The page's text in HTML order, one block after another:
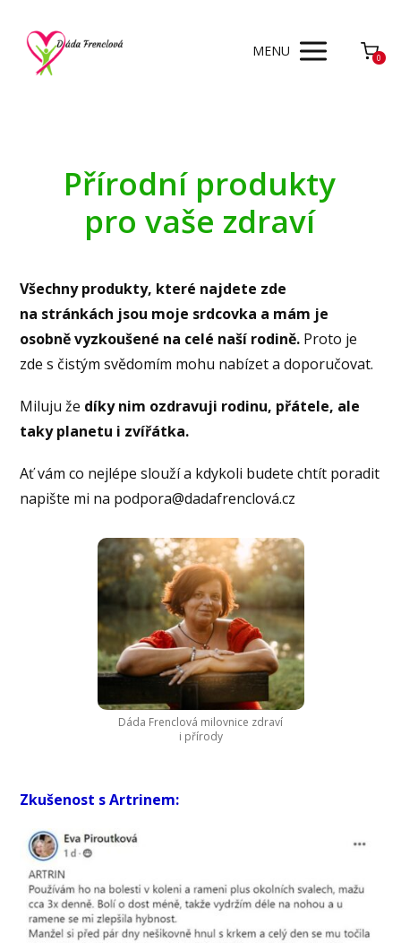
MENU 0
Přírodní produkty
pro vaše zdraví
Všechny produkty, které najdete zde
na stránkách jsou moje srdcovka a mám je
osobně vyzkoušené na celé naší rodině. Proto je
zde s čistým svědomím mohu nabízet a doporučovat.
Miluju že díky nim ozdravuji rodinu, přátele, ale
taky planetu i zvířátka.
Ať vám co nejlépe slouží a kdykoli budete chtít poradit
napište mi na podpora@dadafrenclová.cz
Dáda Frenclová milovnice zdraví
i přírody
Zkušenost s Artrinem: